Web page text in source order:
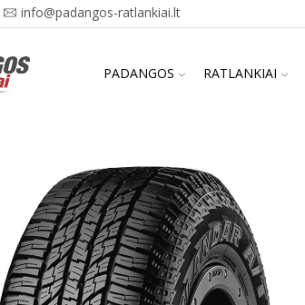
info@padangos-ratlankiai.lt
PADANGOS RATLANKIAI